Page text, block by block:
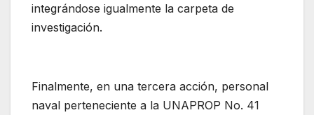
integrándose igualmente la carpeta de
investigación.
Finalmente, en una tercera acción, personal
naval perteneciente a la UNAPROP No. 41